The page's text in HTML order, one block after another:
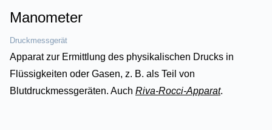
Manometer
Druckmessgerät
Apparat zur Ermittlung des physikalischen Drucks in
Flüssigkeiten oder Gasen, z. B. als Teil von
Blutdruckmessgeräten. Auch Riva-Rocci-Apparat.